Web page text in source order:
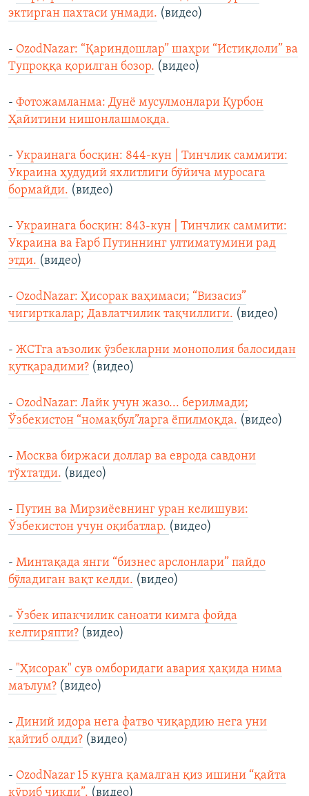
эктирган пахтаси унмади. (видео)
- OzodNazar: “Қариндошлар” шаҳри “Истиқлоли” ва
Тупроққа қорилган бозор. (видео)
- Фотожамланма: Дунё мусулмонлари Қурбон
Ҳайитини нишонлашмоқда.
- Украинага босқин: 844-кун | Тинчлик саммити:
Украина ҳудудий яхлитлиги бўйича муросага
бормайди. (видео)
- Украинага босқин: 843-кун | Тинчлик саммити:
Украина ва Ғарб Путиннинг ултиматумини рад
этди. (видео)
- OzodNazar: Ҳисорак ваҳимаси; “Визасиз”
чигирткалар; Давлатчилик тақчиллиги. (видео)
- ЖСТга аъзолик ўзбекларни монополия балосидан
қутқарадими? (видео)
- OzodNazar: Лайк учун жазо... берилмади;
Ўзбекистон “номақбул”ларга ёпилмоқда. (видео)
- Москва биржаси доллар ва еврода савдони
тўхтатди. (видео)
- Путин ва Мирзиёевнинг уран келишуви:
Ўзбекистон учун оқибатлар. (видео)
- Минтақада янги “бизнес арслонлари” пайдо
бўладиган вақт келди. (видео)
- Ўзбек ипакчилик саноати кимга фойда
келтиряпти? (видео)
- "Ҳисорак" сув омборидаги авария ҳақида нима
маълум? (видео)
- Диний идора нега фатво чиқардию нега уни
қайтиб олди? (видео)
- OzodNazar 15 кунга қамалган қиз ишини “қайта
кўриб чиқди”. (видео)